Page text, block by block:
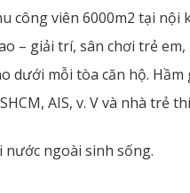
công viên 6000m2 tại nội
– giải trí, sân chơi trẻ
dưới mỗi tòa căn hộ.
AIS, v. V và nhà trẻ
nước ngoài sinh sống.